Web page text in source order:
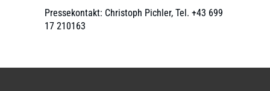
Pressekontakt: Christoph Pichler, Tel. +43 699
17 210163